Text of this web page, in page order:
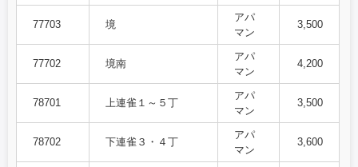
77703 境
アパ
マン
3,500
77702 境南
アパ
マン
4,200
78701 上連雀１～５丁
アパ
マン
3,500
78702 下連雀３・４丁
アパ
マン
3,600